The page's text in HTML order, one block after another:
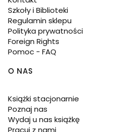
Szkoły i Biblioteki
Regulamin sklepu
Polityka prywatności
Foreign Rights
Pomoc - FAQ
O NAS
Książki stacjonarnie
Poznaj nas
Wydaj u nas książkę
Pracuj z nami